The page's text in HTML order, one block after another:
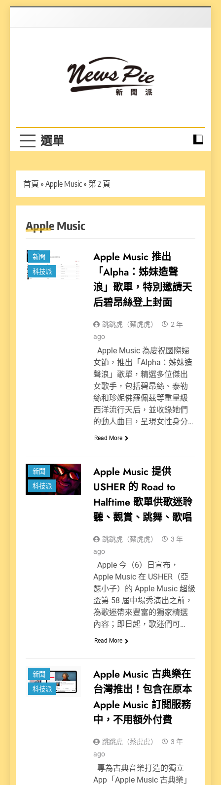
首頁 » Apple Music» 第 2 頁
Apple Music
新聞
科技派
Apple Music 推出
「Alpha：姊妹造聲
浪」歌單，特別邀請天
后碧昂絲登上封面
跳跳虎（蔡虎虎）
2 年
ago
Apple Music 為慶祝國際婦
女節，推出「Alpha：姊妹造
聲浪」歌單，精選多位傑出
女歌手，包括碧昂絲、泰勒
絲和珍妮佛羅佩茲等重量級
西洋流行天后，並收錄她們
的動人曲目，呈現女性身分…
Read More
新聞
科技派
Apple Music 提供
USHER 的 Road to
Halftime 歌單供歌迷聆
聽、觀賞、跳舞、歌唱
跳跳虎（蔡虎虎）
3 年
ago
Apple 今（6）日宣布，
Apple Music 在 USHER（亞
瑟小子）的 Apple Music 超級
盃第 58 屆中場秀演出之前，
為歌迷帶來豐富的獨家精選
內容；即日起，歌迷們可…
Read More
新聞
科技派
Apple Music 古典樂在
台灣推出！包含在原本
Apple Music 訂閱服務
中，不用額外付費
跳跳虎（蔡虎虎）
3 年
ago
專為古典音樂打造的獨立
App「Apple Music 古典樂」